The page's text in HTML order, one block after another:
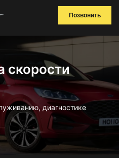
Позвонить
скорости
диагностике